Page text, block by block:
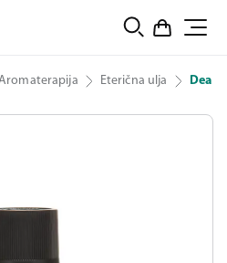
Eterična ulja Dea